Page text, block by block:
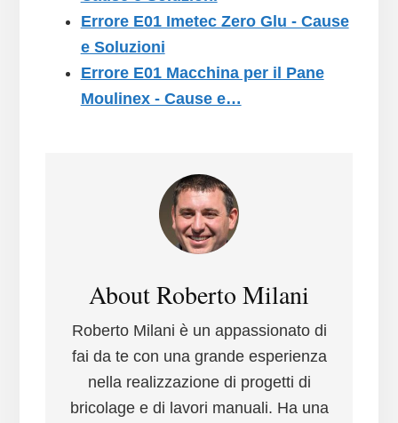
Errore E01​ Imetec Zero Glu - Cause
e Soluzioni
Errore E01​ Macchina per il Pane
Moulinex - Cause e…
AboutRoberto Milani
Roberto Milani è un appassionato di
fai da te con una grande esperienza
nella realizzazione di progetti di
bricolage e di lavori manuali. Ha una